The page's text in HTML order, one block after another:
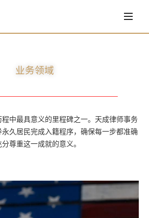
II
业务领域
中最具意义的里程碑之一。天成律师事务
久居民完成入籍程序，确保每一步都准确
尊重这一成就的意义。